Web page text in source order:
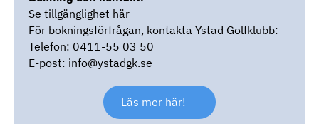
Se tillgänglighet här
För bokningsförfrågan, kontakta Ystad Golfklubb:
Telefon: 0411-55 03 50
E-post: info@ystadgk.se
Läs mer här!